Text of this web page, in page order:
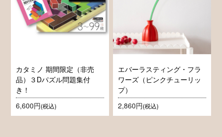
カタミノ 期間限定（非売
品）３Dパズル問題集付
き！
6,600円(税込)
エバーラスティング・フラ
ワーズ（ピンクチューリッ
プ）
2,860円(税込)